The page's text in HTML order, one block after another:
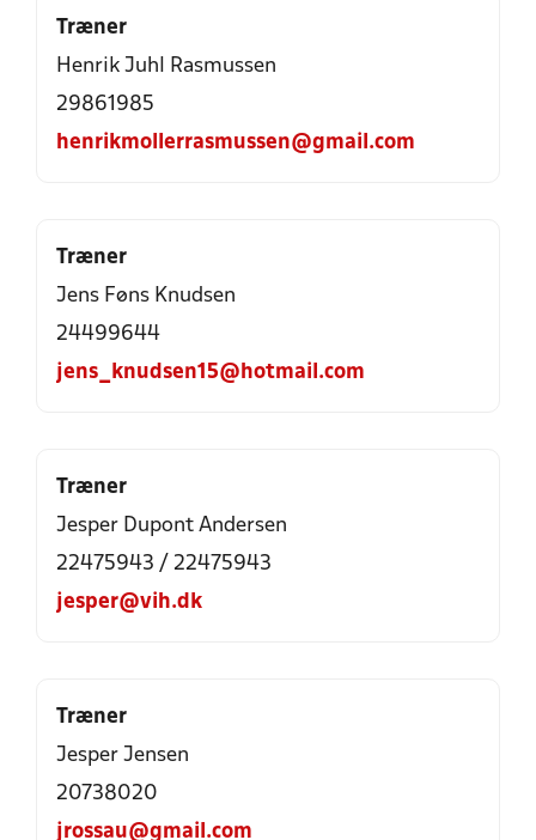
Træner
Henrik Juhl Rasmussen
29861985
henrikmollerrasmussen@gmail.com
Træner
Jens Føns Knudsen
24499644
jens_knudsen15@hotmail.com
Træner
Jesper Dupont Andersen
22475943 / 22475943
jesper@vih.dk
Træner
Jesper Jensen
20738020
jrossau@gmail.com